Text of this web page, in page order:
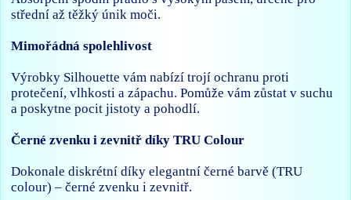
střední až těžký únik moči.
Mimořádná spolehlivost
Výrobky Silhouette vám nabízí trojí ochranu proti
protečení, vlhkosti a zápachu. Pomůže vám zůstat v suchu
a poskytne pocit jistoty a pohodlí.
Černé zvenku i zevnitř díky TRU Colour
Dokonale diskrétní díky elegantní černé barvě (TRU
colour) – černé zvenku i zevnitř.